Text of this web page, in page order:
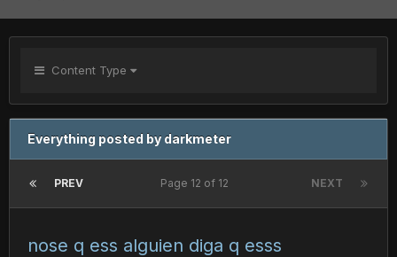
Content Type
Everything posted by darkmeter
PREV NEXT
Page 12 of 12
nose q ess alguien diga q esss